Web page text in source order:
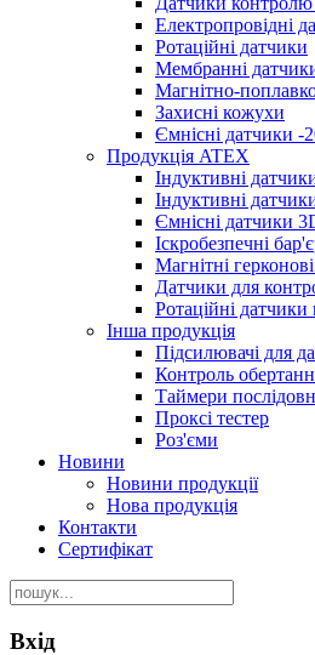
Електропровідні
Ротаційні датчики
Мембранні
Магнітно-
Захисні кожухи
Ємнісні датчики -
Продукція ATEX
Індуктивні
Індуктивні
Ємнісні датчики
Іскробезпечні
Магнітні
Датчики для
Ротаційні
Інша продукція
Підсилювачі для
Контроль
Таймери
Проксі тестер
Роз'єми
Новини
Новини продукції
Нова продукція
Контакти
Сертифікат
Вхід